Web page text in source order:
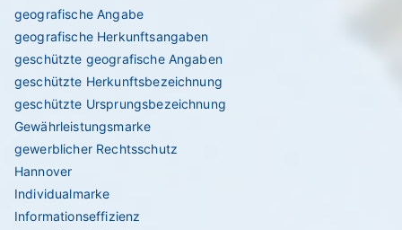
geografische Angabe
geografische Herkunftsangaben
geschützte geografische Angaben
geschützte Herkunftsbezeichnung
geschützte Ursprungsbezeichnung
Gewährleistungsmarke
gewerblicher Rechtsschutz
Hannover
Individualmarke
Informationseffizienz